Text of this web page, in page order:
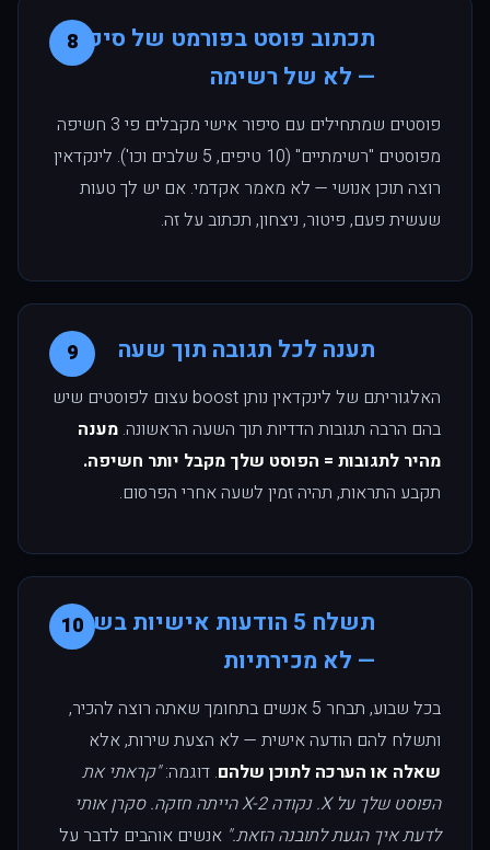
8
תכתוב פוסט בפורמט של סיפור
— לא של רשימה
פוסטים שמתחילים עם סיפור אישי מקבלים פי 3 חשיפה
מפוסטים "רשימתיים" (10 טיפים, 5 שלבים וכו'). לינקדאין
רוצה תוכן אנושי — לא מאמר אקדמי. אם יש לך טעות
שעשית פעם, פיטור, ניצחון, תכתוב על זה.
9 תענה לכל תגובה תוך שעה
האלגוריתם של לינקדאין נותן boost עצום לפוסטים שיש
בהם הרבה תגובות הדדיות תוך השעה הראשונה. מענה
מהיר לתגובות = הפוסט שלך מקבל יותר חשיפה.
תקבע התראות, תהיה זמין לשעה אחרי הפרסום.
10
תשלח 5 הודעות אישיות בשבוע
— לא מכירתיות
בכל שבוע, תבחר 5 אנשים בתחומך שאתה רוצה להכיר,
ותשלח להם הודעה אישית — לא הצעת שירות, אלא
שאלה או הערכה לתוכן שלהם. דוגמה:"קראתי את
הפוסט שלך על X. נקודה X-2 הייתה חזקה. סקרן אותי
לדעת איך הגעת לתובנה הזאת." אנשים אוהבים לדבר על